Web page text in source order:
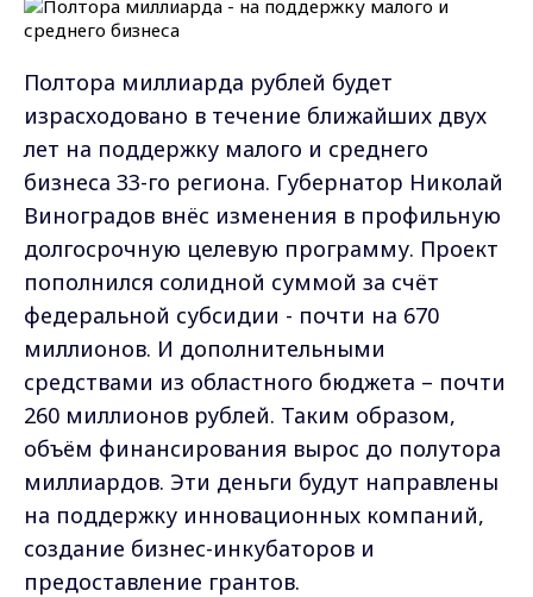
Полтора миллиарда рублей будет
израсходовано в течение ближайших двух
лет на поддержку малого и среднего
бизнеса 33-го региона. Губернатор Николай
Виноградов внёс изменения в профильную
долгосрочную целевую программу. Проект
пополнился солидной суммой за счёт
федеральной субсидии - почти на 670
миллионов. И дополнительными
средствами из областного бюджета – почти
260 миллионов рублей. Таким образом,
объём финансирования вырос до полутора
миллиардов. Эти деньги будут направлены
на поддержку инновационных компаний,
создание бизнес-инкубаторов и
предоставление грантов.